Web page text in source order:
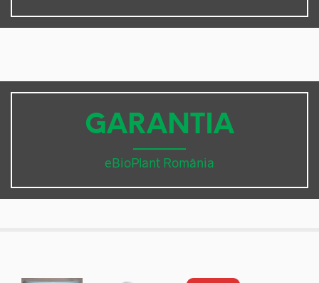
GARANTIA
eBioPlant România